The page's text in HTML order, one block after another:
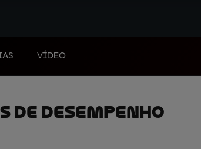
VÍDEO
Desempenho